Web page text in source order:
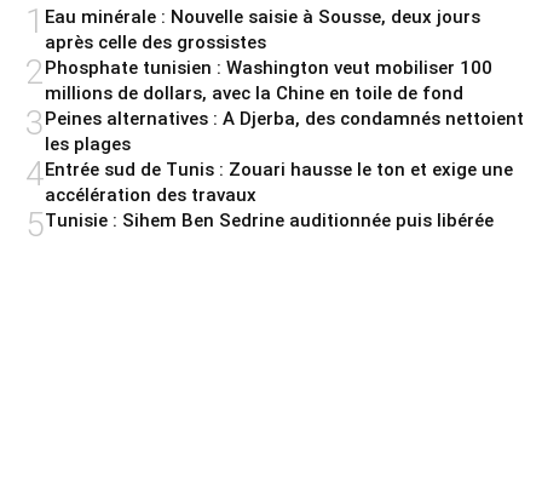
1 Eau minérale : Nouvelle saisie à Sousse, deux jours
après celle des grossistes
2Phosphate tunisien : Washington veut mobiliser 100
millions de dollars, avec la Chine en toile de fond
3Peines alternatives : A Djerba, des condamnés nettoient
les plages
4Entrée sud de Tunis : Zouari hausse le ton et exige une
accélération des travaux
5Tunisie : Sihem Ben Sedrine auditionnée puis libérée